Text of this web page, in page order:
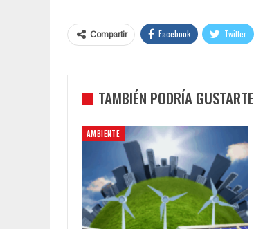
Compartir Facebook Twitter
TAMBIÉN PODRÍA GUSTARTE
AMBIENTE